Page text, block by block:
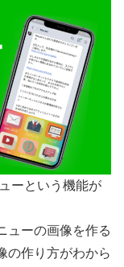
ーという機能が
ューの画像を作る
の作り方がわから